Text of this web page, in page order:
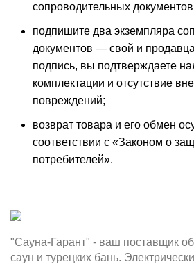
сопроводительных
подпишите два экземпляра
документов — свой и
подпись, вы подтверждаете
комплектации и отсутствие
повреждений;
возврат товара и его обмен
соответствии с «Законом о
потребителей».
"Сауна-Гарант" - ваш поставщик
саун и турецких бань.